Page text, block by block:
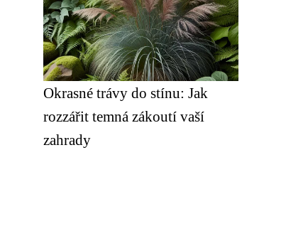
Okrasné trávy do stínu: Jak
rozzářit temná zákoutí vaší
zahrady